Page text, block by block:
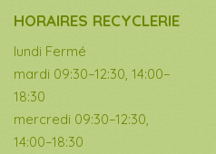
HORAIRES RECYCLERIE
lundi Fermé
mardi 09:30–12:30, 14:00–
18:30
mercredi 09:30–12:30,
14:00–18:30